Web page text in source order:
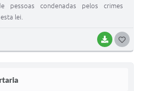
BAIXAR
pessoas condenadas pelos crimes
lei.